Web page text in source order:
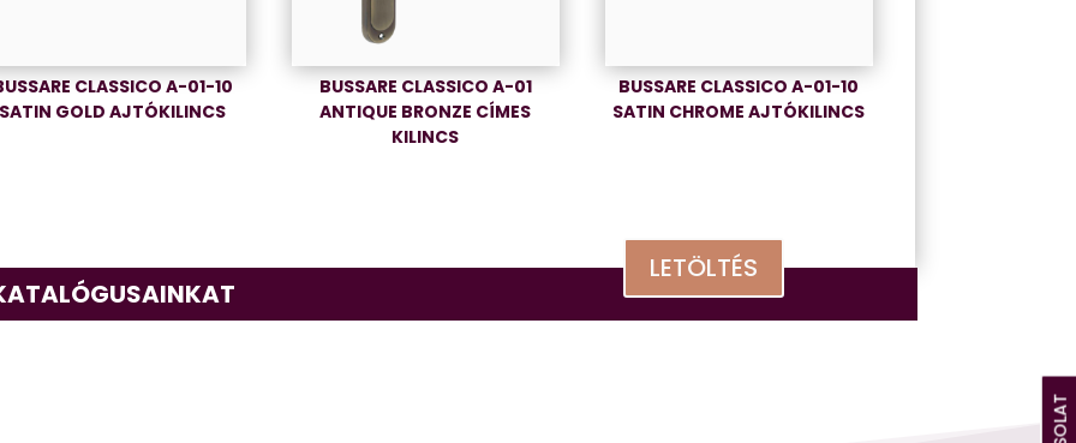
CLASSICO A-01-10
SATIN GOLD AJTÓKILINCS
BUSSARE CLASSICO A-01
ANTIQUE BRONZE CÍMES
KILINCS
BUSSARE CLASSICO A-01-10
SATIN CHROME AJTÓKILINCS
LETÖLTÉS